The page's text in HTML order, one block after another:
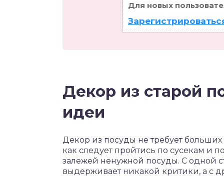
Для новых
Декор из старой
идеи
Декор из посуды не требует
как следует пройтись по сусекам и
залежей ненужной посуды. С одной
выдерживает никакой критики, а с